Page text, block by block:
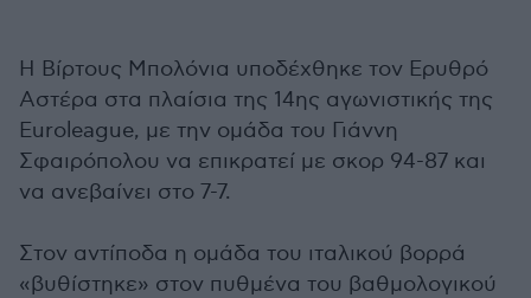
Η Βίρτους Μπολόνια υποδέχθηκε τον Ερυθρό
Αστέρα στα πλαίσια της 14ης αγωνιστικής της
Euroleague, με την ομάδα του Γιάννη
Σφαιρόπολου να επικρατεί με σκορ 94-87 και
να ανεβαίνει στο 7-7.
Στον αντίποδα η ομάδα του ιταλικού βορρά
«βυθίστηκε» στον πυθμένα του βαθμολογικού